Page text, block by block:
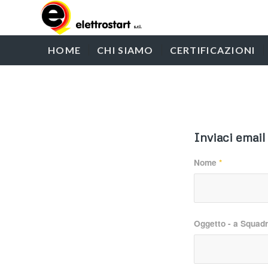
HOME CHI SIAMO CERTIFICAZIONI
Inviaci email
Nome *
Oggetto - a